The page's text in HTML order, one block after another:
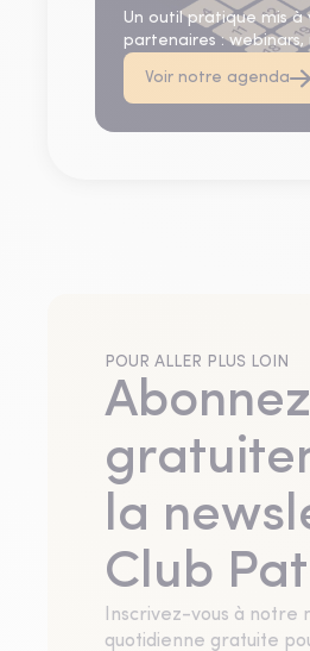
Un outil pratique mis à
partenaires :
Voir notre agenda
POUR ALLER PLUS LOIN
la
Club
Inscrivez-vous à notre
quotidienne gratuite